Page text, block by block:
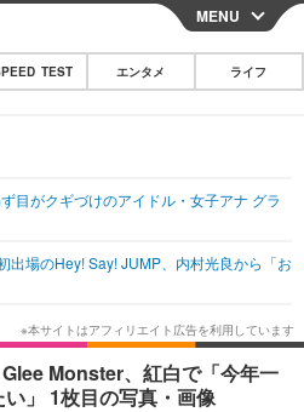
CLOSE
その他
韓国・芸能
スポーツ
グルメ
ショッピング
MENU
TEST エンタメ ライフ
目がクギづけのアイドル・女子アナ グラ
出場のHey! Say! JUMP、内村光良から「お
Monster、紅白で「今年一
」 1枚目の写真・画像